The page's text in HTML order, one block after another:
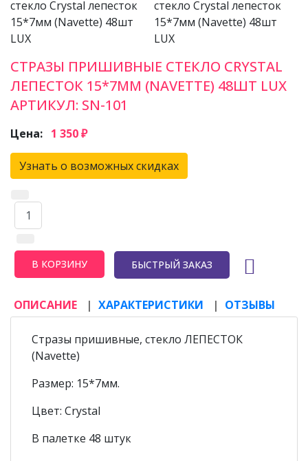
СТРАЗЫ ПРИШИВНЫЕ СТЕКЛО CRYSTAL
ЛЕПЕСТОК 15*7ММ (NAVETTE) 48ШТ LUX
АРТИКУЛ: SN-101
Цена: 1 350 ₽
Узнать о возможных скидках
БЫСТРЫЙ ЗАКАЗ
ОПИСАНИЕ ХАРАКТЕРИСТИКИ ОТЗЫВЫ
Стразы пришивные, стекло ЛЕПЕСТОК
(Navette)
Размер: 15*7мм.
Цвет: Crystal
В палетке 48 штук